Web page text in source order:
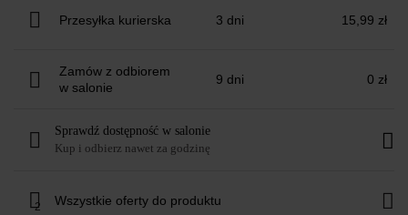
Przesyłka kurierska 3 dni 15,99 zł
Zamów z odbiorem
w salonie
9 dni 0 zł
Sprawdź dostępność w salonie
Kup i odbierz nawet za godzinę
2 Wszystkie oferty do produktu